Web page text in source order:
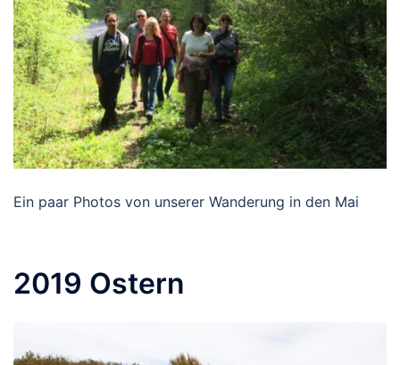
Ein paar Photos von unserer Wanderung in den Mai
2019 Ostern